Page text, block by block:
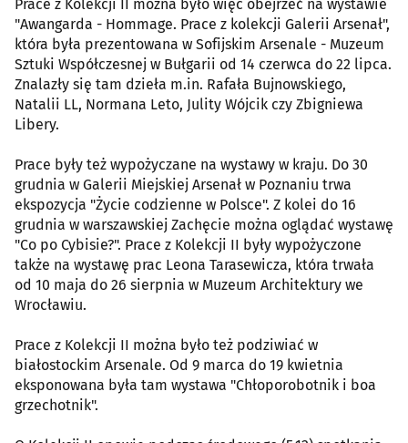
Prace z Kolekcji II można było więc obejrzeć na wystawie
"Awangarda - Hommage. Prace z kolekcji Galerii Arsenał",
która była prezentowana w Sofijskim Arsenale - Muzeum
Sztuki Współczesnej w Bułgarii od 14 czerwca do 22 lipca.
Znalazły się tam dzieła m.in. Rafała Bujnowskiego,
Natalii LL, Normana Leto, Julity Wójcik czy Zbigniewa
Libery.
Prace były też wypożyczane na wystawy w kraju. Do 30
grudnia w Galerii Miejskiej Arsenał w Poznaniu trwa
ekspozycja "Życie codzienne w Polsce". Z kolei do 16
grudnia w warszawskiej Zachęcie można oglądać wystawę
"Co po Cybisie?". Prace z Kolekcji II były wypożyczone
także na wystawę prac Leona Tarasewicza, która trwała
od 10 maja do 26 sierpnia w Muzeum Architektury we
Wrocławiu.
Prace z Kolekcji II można było też podziwiać w
białostockim Arsenale. Od 9 marca do 19 kwietnia
eksponowana była tam wystawa "Chłoporobotnik i boa
grzechotnik".